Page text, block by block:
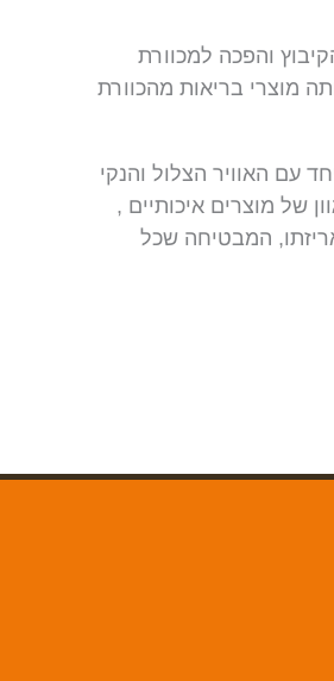
הקיבוץ והפכה למכוורת
שהתמחותה מוצרי בריאות מהכוורת
עם האוויר הצלול והנקי
של מוצרים איכותיים ,
המבטיחה שכל